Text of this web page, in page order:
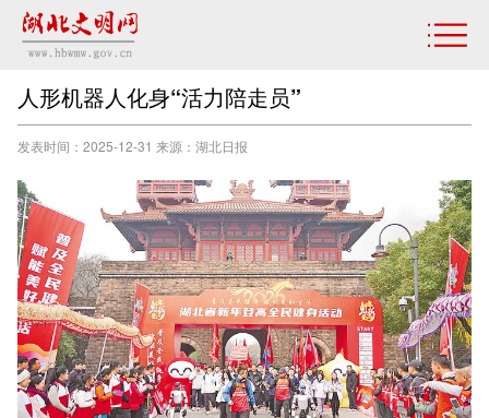
人形机器人化身“活力陪走员”
发表时间：2025-12-31 来源：湖北日报